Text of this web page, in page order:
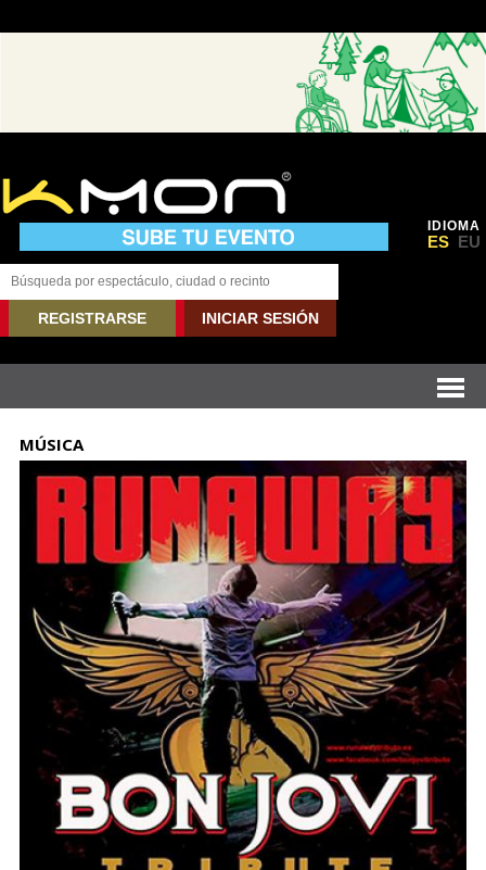
IDIOMA
ES EU
REGISTRARSE INICIAR SESIÓN
MÚSICA